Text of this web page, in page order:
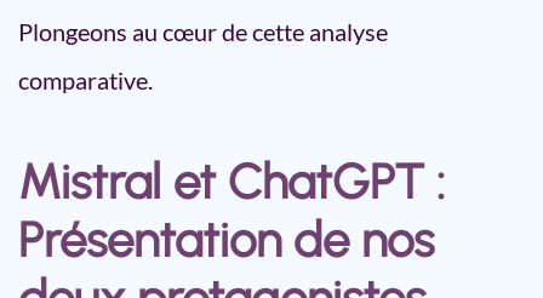
Plongeons au cœur de cette analyse
comparative.
Mistral et ChatGPT :
Présentation de nos